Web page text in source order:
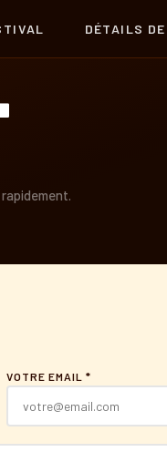
DÉTAILS
VOTRE EMAIL *